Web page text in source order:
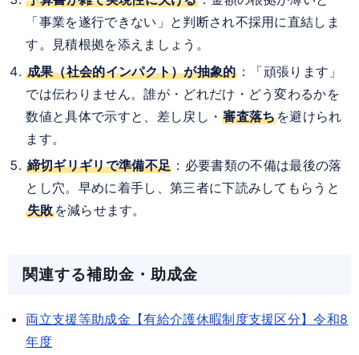
「事業を遂行できない」と判断され不採用に直結しま
す。見積根拠を添えましょう。
成果（社会的インパクト）が抽象的 ：「頑張ります」
では伝わりません。誰が・どれだけ・どう変わるかを
数値と具体で示すと、差し戻し・審査落ちを避けられ
ます。
締切ギリギリで準備不足 ：必要書類の不備は最後の落
とし穴。早めに着手し、第三者に下読みしてもらうと
失敗を減らせます。
関連する補助金・助成金
両立支援等助成金【有給介護休暇制度支援区分】令和8
年度